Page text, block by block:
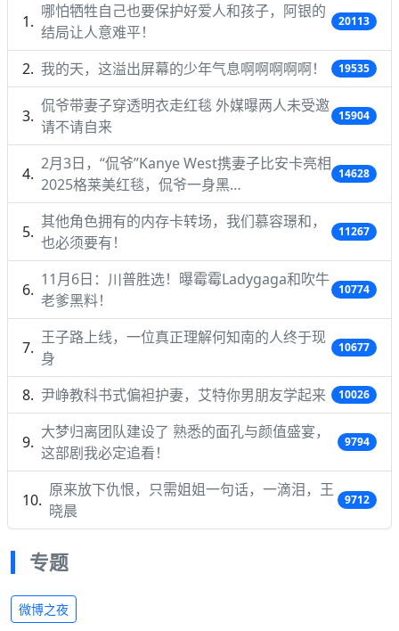
哪怕牺牲自己也要保护好爱人和孩子，阿银的
结局让人意难平！
20113
我的天，这溢出屏幕的少年气息啊啊啊啊啊！ 19535
侃爷带妻子穿透明衣走红毯 外媒曝两人未受邀
请不请自来
15904
2月3日，“侃爷”Kanye West携妻子比安卡亮相
2025格莱美红毯，侃爷一身黑…
14628
其他角色拥有的内存卡转场，我们慕容璟和，
也必须要有！
11267
11月6日：川普胜选！曝霉霉Ladygaga和吹牛
老爹黑料！
10774
王子路上线，一位真正理解何知南的人终于现
身
10677
尹峥教科书式偏袒护妻，艾特你男朋友学起来 10026
大梦归离团队建设了 熟悉的面孔与颜值盛宴，
这部剧我必定追看！
9794
原来放下仇恨，只需姐姐一句话，一滴泪，王
晓晨
9712
专题
微博之夜